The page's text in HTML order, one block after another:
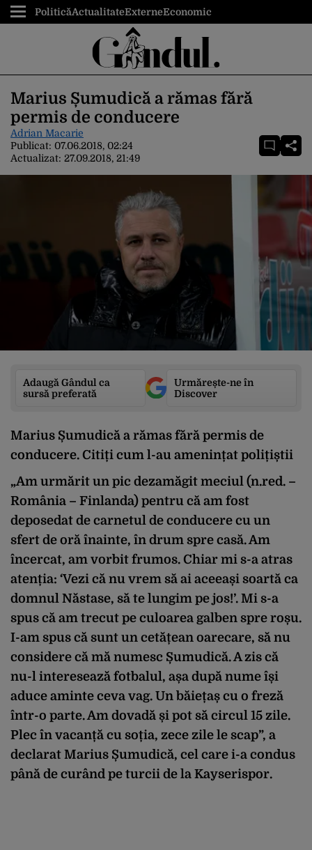
PoliticăActualitateExterneEconomic
Marius Șumudică a rămas fără
permis de conducere
Adrian Macarie
Publicat: 07.06.2018, 02:24
Actualizat: 27.09.2018, 21:49
Adaugă Gândul ca
sursă preferată
Urmărește-ne în
Discover
Marius Șumudică a rămas fără permis de
conducere. Citiți cum l-au amenințat polițiștii
„Am urmărit un pic dezamăgit meciul (n.red. –
România – Finlanda) pentru că am fost
deposedat de carnetul de conducere cu un
sfert de oră înainte, în drum spre casă. Am
încercat, am vorbit frumos. Chiar mi s-a atras
atenția: ‘Vezi că nu vrem să ai aceeași soartă ca
domnul Năstase, să te lungim pe jos!’. Mi s-a
spus că am trecut pe culoarea galben spre roșu.
I-am spus că sunt un cetățean oarecare, să nu
considere că mă numesc Șumudică. A zis că
nu-l interesează fotbalul, așa după nume își
aduce aminte ceva vag. Un băiețaș cu o freză
într-o parte. Am dovadă și pot să circul 15 zile.
Plec în vacanță cu soția, zece zile le scap”, a
declarat Marius Șumudică, cel care i-a condus
până de curând pe turcii de la Kayserispor.